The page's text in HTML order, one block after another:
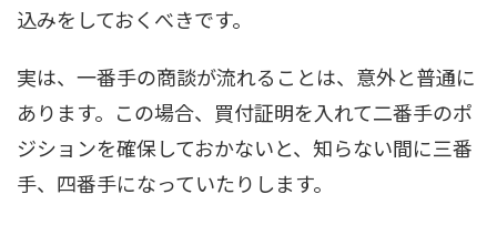
込みをしておくべきです。
実は、一番手の商談が流れることは、意外と普通に
あります。この場合、買付証明を入れて二番手のポ
ジションを確保しておかないと、知らない間に三番
手、四番手になっていたりします。